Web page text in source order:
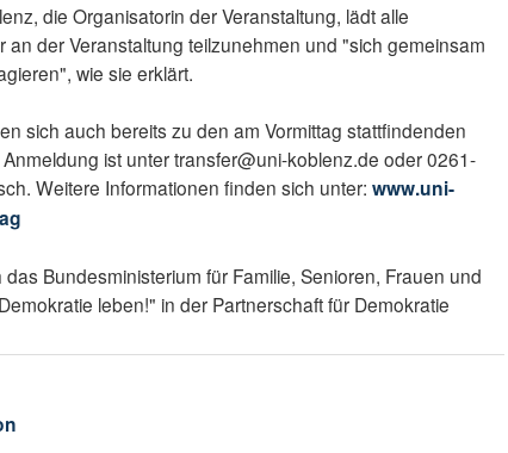
die Organisatorin der Veranstaltung, lädt alle
an der Veranstaltung teilzunehmen und "sich gemeinsam
wie sie erklärt.
sich auch bereits zu den am Vormittag stattfindenden
ist unter transfer@uni-koblenz.de oder 0261-
Weitere Informationen finden sich unter:www.uni-
Bundesministerium für Familie, Senioren, Frauen und
leben!" in der Partnerschaft für Demokratie